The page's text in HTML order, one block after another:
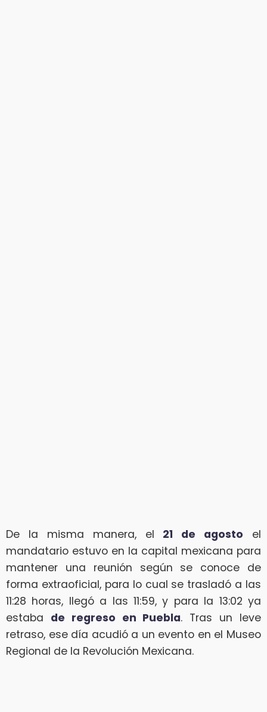
De la misma manera, el 21 de agosto el
mandatario estuvo en la capital mexicana para
mantener una reunión según se conoce de
forma extraoficial, para lo cual se trasladó a las
11:28 horas, llegó a las 11:59, y para la 13:02 ya
estaba de regreso en Puebla. Tras un leve
retraso, ese día acudió a un evento en el Museo
Regional de la Revolución Mexicana.